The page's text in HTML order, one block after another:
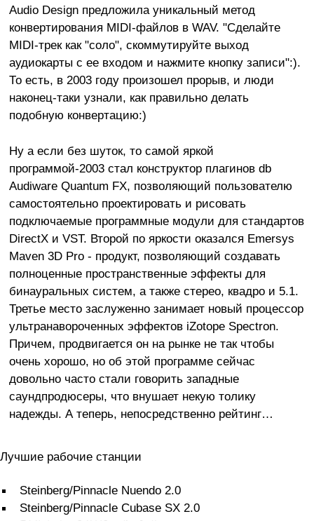
Audio Design предложила уникальный метод
конвертирования MIDI-файлов в WAV. "Сделайте
MIDI-трек как "соло", скоммутируйте выход
аудиокарты с ее входом и нажмите кнопку записи":).
То есть, в 2003 году произошел прорыв, и люди
наконец-таки узнали, как правильно делать
подобную конвертацию:)
Ну а если без шуток, то самой яркой
программой-2003 стал конструктор плагинов db
Audiware Quantum FX, позволяющий пользователю
самостоятельно проектировать и рисовать
подключаемые программные модули для стандартов
DirectX и VST. Второй по яркости оказался Emersys
Maven 3D Pro - продукт, позволяющий создавать
полноценные пространственные эффекты для
бинауральных систем, а также стерео, квадро и 5.1.
Третье место заслуженно занимает новый процессор
ультранавороченных эффектов iZotope Spectron.
Причем, продвигается он на рынке не так чтобы
очень хорошо, но об этой программе сейчас
довольно часто стали говорить западные
саундпродюсеры, что внушает некую толику
надежды. А теперь, непосредственно рейтинг…
Лучшие рабочие станции
Steinberg/Pinnacle Nuendo 2.0
Steinberg/Pinnacle Cubase SX 2.0